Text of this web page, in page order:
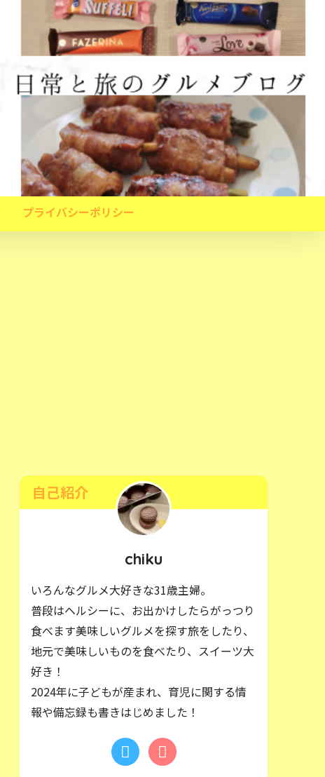
プライバシーポリシー
自己紹介
chiku
いろんなグルメ大好きな31歳主婦。
普段はヘルシーに、お出かけしたらがっつり
食べます美味しいグルメを探す旅をしたり、
地元で美味しいものを食べたり、スイーツ大
好き！
2024年に子どもが産まれ、育児に関する情
報や備忘録も書きはじめました！